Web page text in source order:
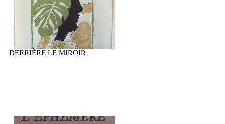
DERRIÈRE LE MIROIR